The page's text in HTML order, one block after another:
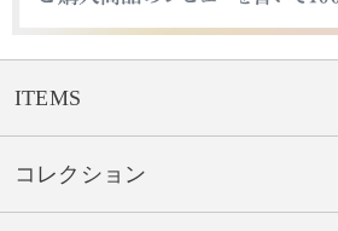
ITEMS
コレクション